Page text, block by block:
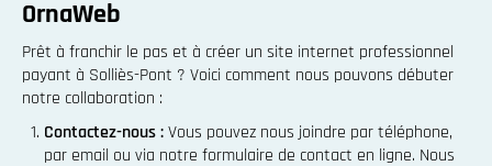
OrnaWeb
Prêt à franchir le pas et à créer un site internet professionnel
payant à Solliès-Pont ? Voici comment nous pouvons débuter
notre collaboration :
Contactez-nous :Vous pouvez nous joindre par téléphone,
par email ou via notre formulaire de contact en ligne. Nous